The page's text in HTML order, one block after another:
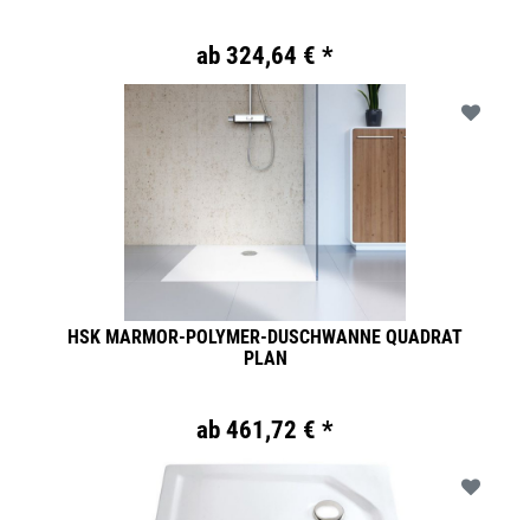
ab 324,64 € *
HSK MARMOR-POLYMER-DUSCHWANNE QUADRAT
PLAN
ab 461,72 € *